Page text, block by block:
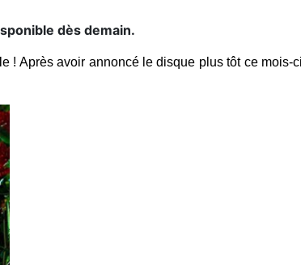
dès demain.
! Après avoir annoncé le disque plus tôt ce mois-